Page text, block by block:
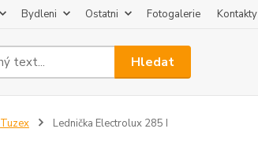
Bydleni Ostatni Fotogalerie Kontakty
Hledat
Tuzex Lednička Electrolux 285 I